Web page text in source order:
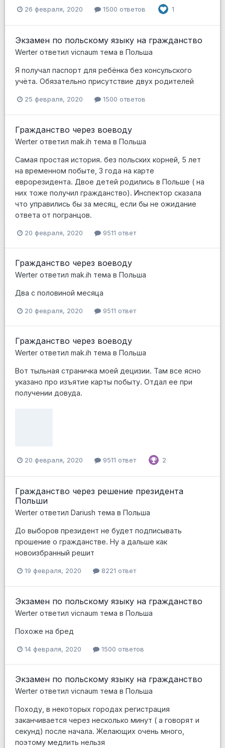
26 февраля, 2020 1500 ответов 1
Экзамен по польскому языку на гражданство
Werter ответил vicnaum тема в Польша
Я получал паспорт для ребёнка без консульского
учёта. Обязательно присутствие двух родителей
25 февраля, 2020 1500 ответов
Гражданство через воеводу
Werter ответил mak.ih тема в Польша
Самая простая история. без польских корней, 5 лет
на временном побыте, 3 года на карте
еврорезидента. Двое детей родились в Польше ( на
них тоже получил гражданство). Инспектор сказала
что управились бы за месяц, если бы не ожидание
ответа от погранцов.
20 февраля, 2020 9511 ответ
Гражданство через воеводу
Werter ответил mak.ih тема в Польша
Два с половиной месяца
20 февраля, 2020 9511 ответ
Гражданство через воеводу
Werter ответил mak.ih тема в Польша
Вот тыльная страничка моей децизии. Там все ясно
указано про изъятие карты побыту. Отдал ее при
получении довуда.
20 февраля, 2020 9511 ответ 2
Гражданство через решение президента
Польши
Werter ответил Dariush тема в Польша
До выборов президент не будет подписывать
прошение о гражданстве. Ну а дальше как
новоизбранный решит
19 февраля, 2020 8221 ответ
Экзамен по польскому языку на гражданство
Werter ответил vicnaum тема в Польша
Похоже на бред
14 февраля, 2020 1500 ответов
Экзамен по польскому языку на гражданство
Werter ответил vicnaum тема в Польша
Походу, в некоторых городах регистрация
заканчивается через несколько минут ( а говорят и
секунд) после начала. Желающих очень много,
поэтому медлить нельзя